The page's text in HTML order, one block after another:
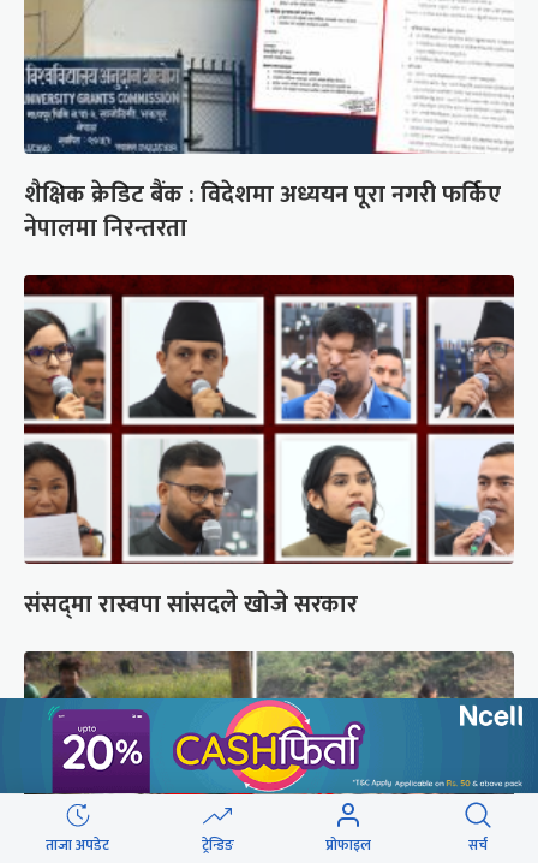
शैक्षिक क्रेडिट बैंक : विदेशमा अध्ययन पूरा नगरी फर्किए
नेपालमा निरन्तरता
संसद्‍मा रास्वपा सांसदले खोजे सरकार
ताजा अपडेट ट्रेन्डिङ प्रोफाइल सर्च